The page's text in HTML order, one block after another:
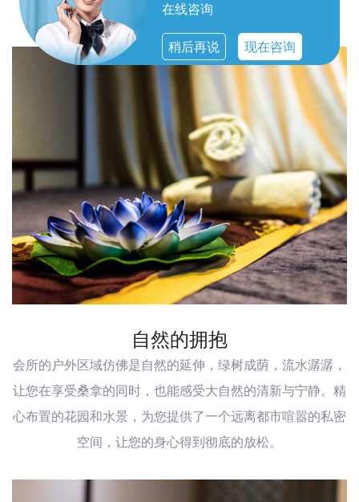
在线咨询
稍后再说 现在咨询
无一不体现出对顾客体验的重视。
自然的拥抱
会所的户外区域仿佛是自然的延伸，绿树成荫，流水潺潺，
让您在享受桑拿的同时，也能感受大自然的清新与宁静。精
心布置的花园和水景，为您提供了一个远离都市喧嚣的私密
空间，让您的身心得到彻底的放松。